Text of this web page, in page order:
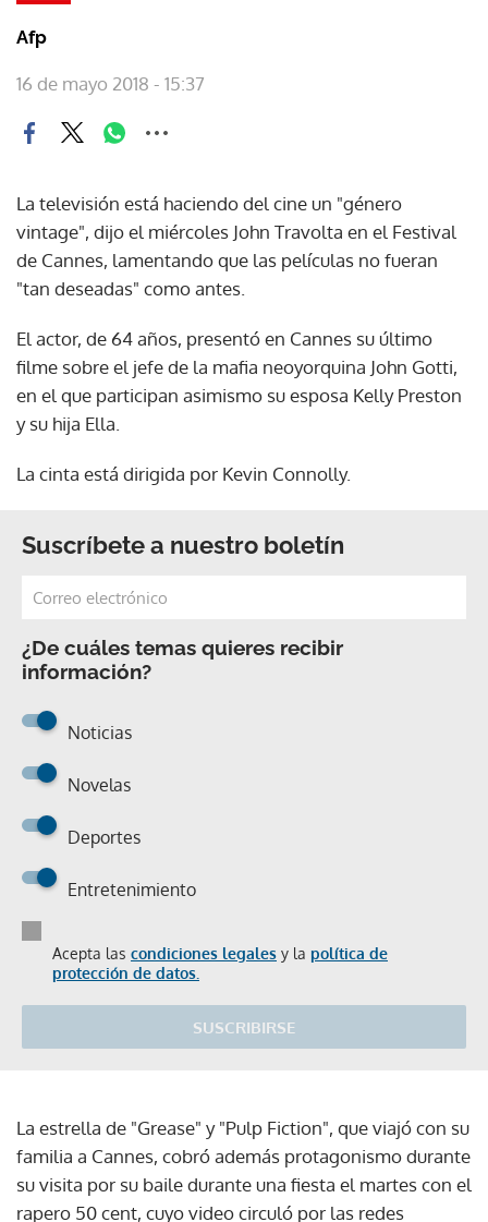
Afp
16 de mayo 2018 - 15:37
La televisión está haciendo del cine un "género
vintage", dijo el miércoles John Travolta en el Festival
de Cannes, lamentando que las películas no fueran
"tan deseadas" como antes.
El actor, de 64 años, presentó en Cannes su último
filme sobre el jefe de la mafia neoyorquina John Gotti,
en el que participan asimismo su esposa Kelly Preston
y su hija Ella.
La cinta está dirigida por Kevin Connolly.
Suscríbete a nuestro boletín
¿De cuáles temas quieres recibir
información?
Noticias
Novelas
Deportes
Entretenimiento
Acepta las condiciones legales y la política de
protección de datos.
SUSCRIBIRSE
La estrella de "Grease" y "Pulp Fiction", que viajó con su
familia a Cannes, cobró además protagonismo durante
su visita por su baile durante una fiesta el martes con el
rapero 50 cent, cuyo video circuló por las redes